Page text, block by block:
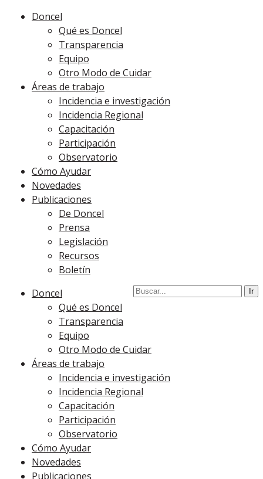
Doncel
Qué es Doncel
Transparencia
Equipo
Otro Modo de Cuidar
Áreas de trabajo
Incidencia e investigación
Incidencia Regional
Capacitación
Participación
Observatorio
Cómo Ayudar
Novedades
Publicaciones
De Doncel
Prensa
Legislación
Recursos
Boletín
Doncel
Qué es Doncel
Transparencia
Equipo
Otro Modo de Cuidar
Áreas de trabajo
Incidencia e investigación
Incidencia Regional
Capacitación
Participación
Observatorio
Cómo Ayudar
Novedades
Publicaciones